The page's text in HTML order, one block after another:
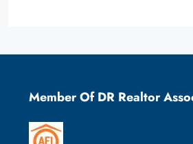
Member Of DR Realtor